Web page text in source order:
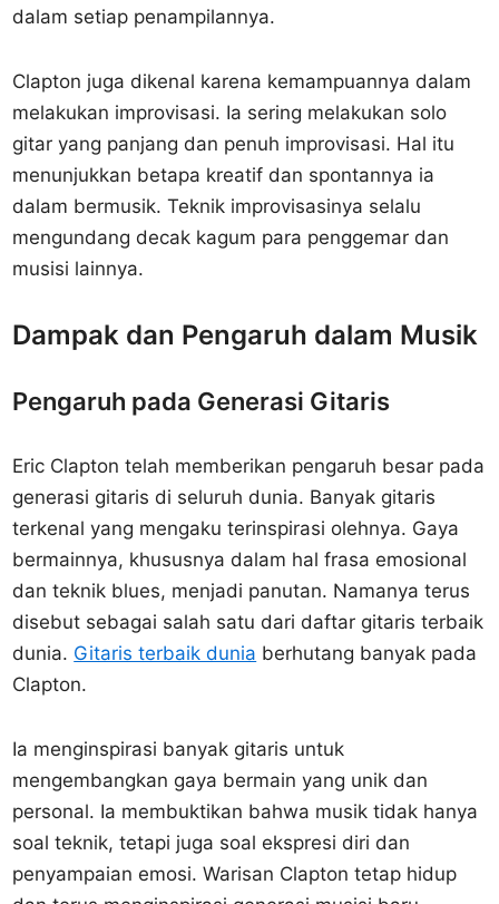
dalam setiap penampilannya.
Clapton juga dikenal karena kemampuannya dalam
melakukan improvisasi. Ia sering melakukan solo
gitar yang panjang dan penuh improvisasi. Hal itu
menunjukkan betapa kreatif dan spontannya ia
dalam bermusik. Teknik improvisasinya selalu
mengundang decak kagum para penggemar dan
musisi lainnya.
Dampak dan Pengaruh dalam Musik
Pengaruh pada Generasi Gitaris
Eric Clapton telah memberikan pengaruh besar pada
generasi gitaris di seluruh dunia. Banyak gitaris
terkenal yang mengaku terinspirasi olehnya. Gaya
bermainnya, khususnya dalam hal frasa emosional
dan teknik blues, menjadi panutan. Namanya terus
disebut sebagai salah satu dari daftar gitaris terbaik
dunia. Gitaris terbaik dunia berhutang banyak pada
Clapton.
Ia menginspirasi banyak gitaris untuk
mengembangkan gaya bermain yang unik dan
personal. Ia membuktikan bahwa musik tidak hanya
soal teknik, tetapi juga soal ekspresi diri dan
penyampaian emosi. Warisan Clapton tetap hidup